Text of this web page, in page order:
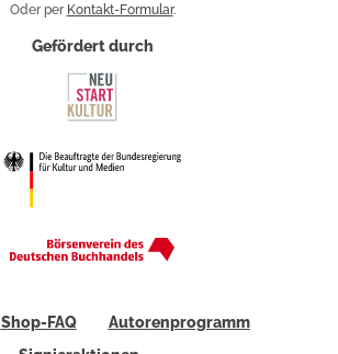
Oder per Kontakt-Formular.
Gefördert durch
Shop-FAQ
Autorenprogramm